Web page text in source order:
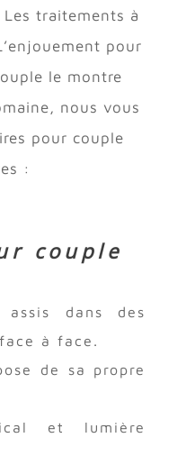
traitements à
pour
le montre
nous vous
pour couple
:
couple
assis dans des
à face.
de sa propre
et lumière